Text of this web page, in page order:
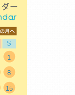
S
1
8
15